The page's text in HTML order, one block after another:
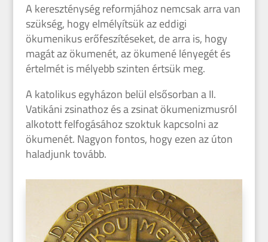
A kereszténység reformjához nemcsak arra van
szükség, hogy elmélyítsük az eddigi
ökumenikus erőfeszítéseket, de arra is, hogy
magát az ökumenét, az ökumené lényegét és
értelmét is mélyebb szinten értsük meg.
A katolikus egyházon belül elsősorban a II.
Vatikáni zsinathoz és a zsinat ökumenizmusról
alkotott felfogásához szoktuk kapcsolni az
ökumenét. Nagyon fontos, hogy ezen az úton
haladjunk tovább.